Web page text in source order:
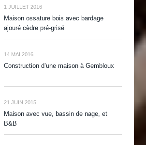
1 JUILLET 2016
Maison ossature bois avec bardage
ajouré cèdre pré-grisé
14 MAI 2016
Construction d’une maison à Gembloux
21 JUIN 2015
Maison avec vue, bassin de nage, et
B&B